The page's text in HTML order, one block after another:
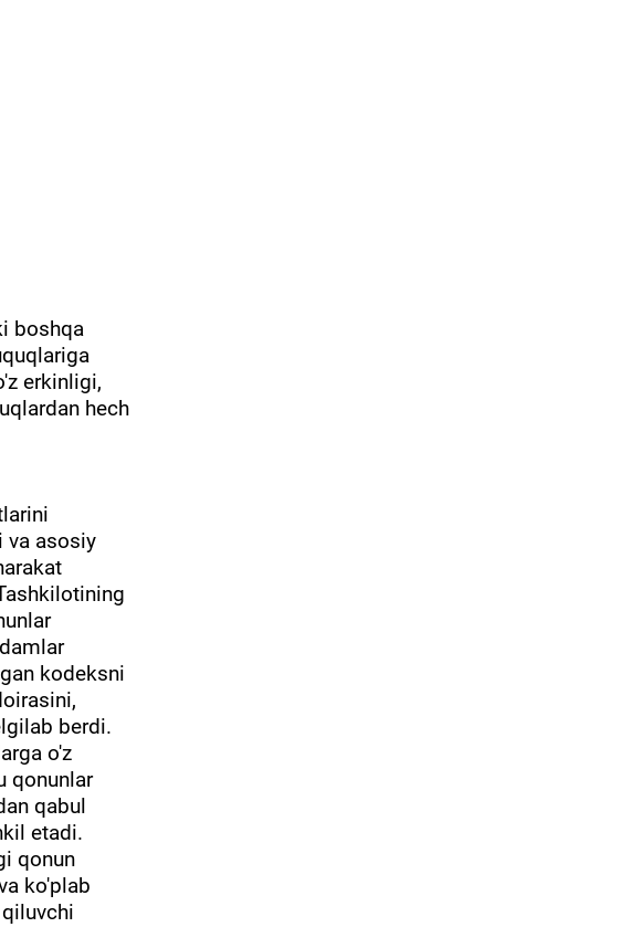
boshqa
erkinligi,
hech
va asosiy
kodeksni
berdi.
o'z
qonunlar
qabul
etadi.
qonun
ko'plab